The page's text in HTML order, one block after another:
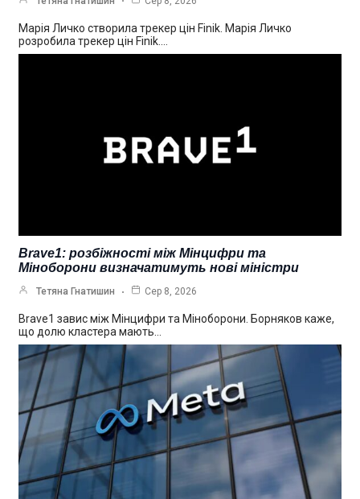
Марія Личко створила трекер цін Finik. Марія Личко
розробила трекер цін Finik.…
Brave1: розбіжності між Мінцифри та
Міноборони визначатимуть нові міністри
Тетяна Гнатишин Сер 8, 2026
Brave1 завис між Мінцифри та Міноборони. Борняков каже,
що долю кластера мають…